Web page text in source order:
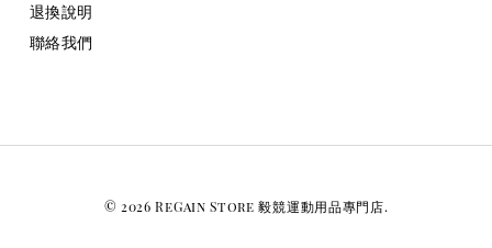
退換說明
聯絡我們
© 2026 ReGain Store 毅競運動用品專門店.